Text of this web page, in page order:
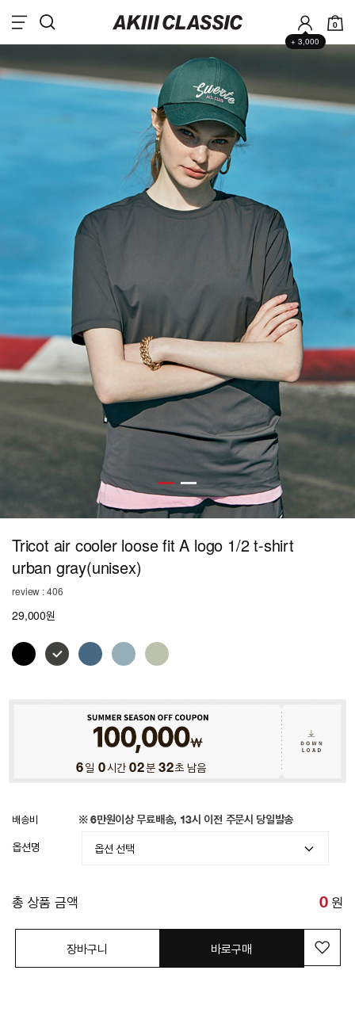
+ 3,000
0
Tricot air cooler loose fit A logo 1/2 t-shirt
urban gray(unisex)
review : 406
29,000원
6일 0시간 02분 28초 남음
배송비 ※ 6만원이상 무료배송, 13시 이전 주문시 당일발송
옵션명
총 상품 금액 0 원
장바구니 바로구매